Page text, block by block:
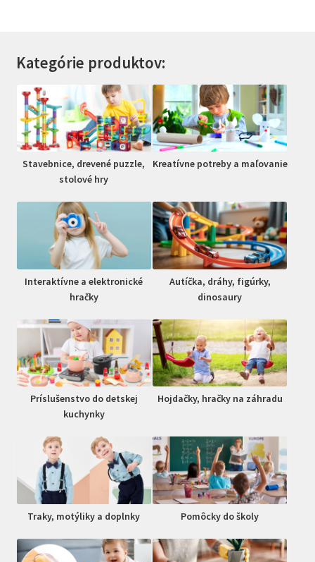
Kategórie produktov:
Stavebnice, drevené puzzle,
stolové hry
Kreatívne potreby a maľovanie
Interaktívne a elektronické
hračky
Autíčka, dráhy, figúrky,
dinosaury
Príslušenstvo do detskej
kuchynky
Hojdačky, hračky na záhradu
Traky, motýliky a doplnky Pomôcky do školy